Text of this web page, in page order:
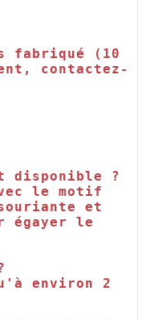
fabriqué (10
contactez-
disponible ?
le motif
et
égayer le
environ 2